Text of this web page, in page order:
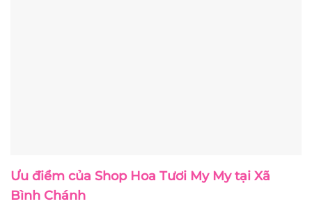
Ưu điểm của Shop Hoa Tươi My Mytại Xã
Bình Chánh